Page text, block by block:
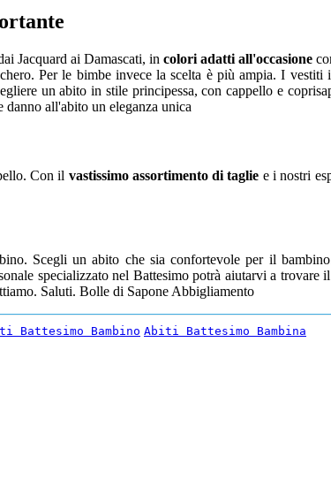
Jacquard ai Damascati, in colori adatti all'occasione
Per le bimbe invece la scelta è più ampia. I vestiti
un abito in stile principessa, con cappello e
all'abito un eleganza unica
Con il vastissimo assortimento di taglie e i nostri
Scegli un abito che sia confortevole per il
specializzato nel Battesimo potrà aiutarvi a trovare
Saluti. Bolle di Sapone Abbigliamento
Battesimo Bambino Abiti Battesimo Bambina